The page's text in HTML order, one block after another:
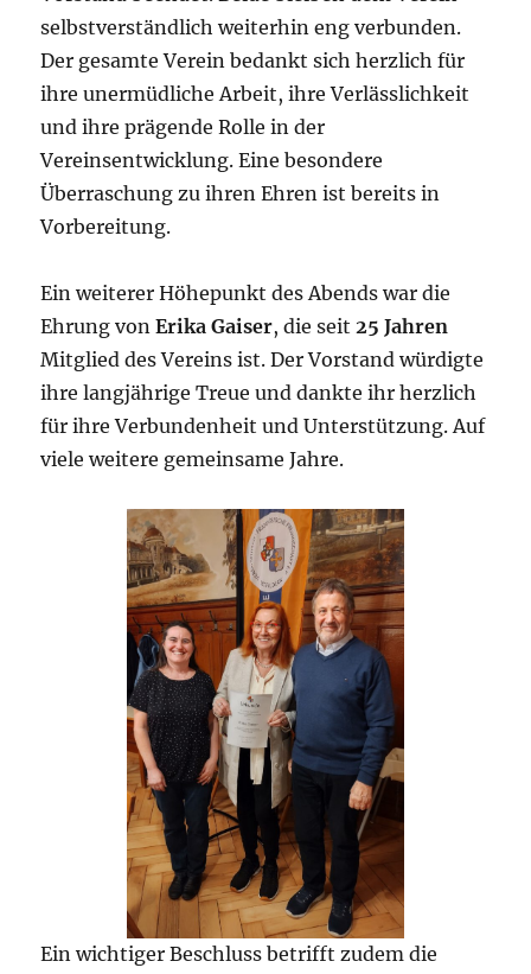
selbstverständlich weiterhin eng verbunden.
Der gesamte Verein bedankt sich herzlich für
ihre unermüdliche Arbeit, ihre Verlässlichkeit
und ihre prägende Rolle in der
Vereinsentwicklung. Eine besondere
Überraschung zu ihren Ehren ist bereits in
Vorbereitung.
Ein weiterer Höhepunkt des Abends war die
Ehrung vonErika Gaiser, die seit25 Jahren
Mitglied des Vereins ist. Der Vorstand würdigte
ihre langjährige Treue und dankte ihr herzlich
für ihre Verbundenheit und Unterstützung. Auf
viele weitere gemeinsame Jahre.
Ein wichtiger Beschluss betrifft zudem die